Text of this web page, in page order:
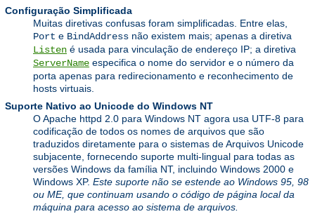
Configuração Simplificada
Muitas diretivas confusas foram simplificadas. Entre elas,
Port e BindAddress não existem mais; apenas a diretiva
Listen é usada para vinculação de endereço IP; a diretiva
ServerName especifica o nome do servidor e o número da
porta apenas para redirecionamento e reconhecimento de
hosts virtuais.
Suporte Nativo ao Unicode do Windows NT
O Apache httpd 2.0 para Windows NT agora usa UTF-8 para
codificação de todos os nomes de arquivos que são
traduzidos diretamente para o sistemas de Arquivos Unicode
subjacente, fornecendo suporte multi-lingual para todas as
versões Windows da família NT, incluindo Windows 2000 e
Windows XP. Este suporte não se estende ao Windows 95, 98
ou ME, que continuam usando o código de página local da
máquina para acesso ao sistema de arquivos.